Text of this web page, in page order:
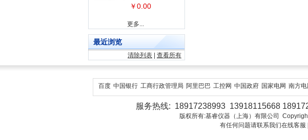
￥0.00
更多...
最近浏览
清除列表 查看所有
百度 中国银行 工商行政管理局 阿里巴巴 工控网 中国政府 国家电网 南方电
服务热线: 18917238993 13918115668
版权所有:基睿仪器（上海）有限公司
有任何问题请联系我们在线客